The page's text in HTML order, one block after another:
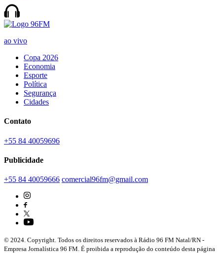
ao vivo
Copa 2026
Economia
Esporte
Política
Segurança
Cidades
Contato
+55 84 40059696
Publicidade
+55 84 40059666 comercial96fm@gmail.com
© 2024. Copyright. Todos os direitos reservados à Rádio 96 FM Natal/RN -
Empresa Jornalística 96 FM. É proibida a reprodução do conteúdo desta página